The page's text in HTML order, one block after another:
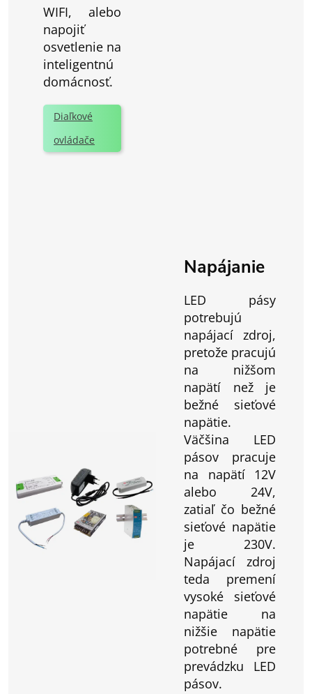
WIFI, alebo
napojiť
osvetlenie na
inteligentnú
domácnosť.
Diaľkové
ovládače
Napájanie
LED pásy
potrebujú
napájací zdroj,
pretože pracujú
na nižšom
napätí než je
bežné sieťové
napätie.
Väčšina LED
pásov pracuje
na napätí 12V
alebo 24V,
zatiaľ čo bežné
sieťové napätie
je 230V.
Napájací zdroj
teda premení
vysoké sieťové
napätie na
nižšie napätie
potrebné pre
prevádzku LED
pásov.